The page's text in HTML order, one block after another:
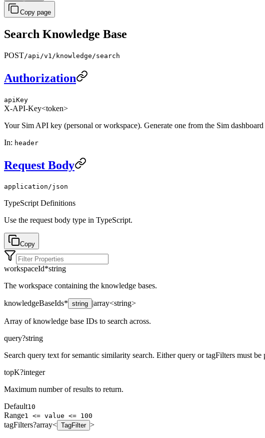
Copy page
Search Knowledge Base
POST/api/v1/knowledge/search
Authorization
apiKey
X-API-Key<token>
Your Sim API key (personal or workspace). Generate one from the Sim
In: header
Request Body
application/json
TypeScript Definitions
Use the request body type in TypeScript.
Copy
workspaceId*string
The workspace containing the knowledge bases.
knowledgeBaseIds* string |array<string>
Array of knowledge base IDs to search across.
query?string
Search query text for semantic similarity search. Either query or tagFilters must be
topK?integer
Maximum number of results to return.
Default10
Range1 <= value <= 100
tagFilters?array< TagFilter >